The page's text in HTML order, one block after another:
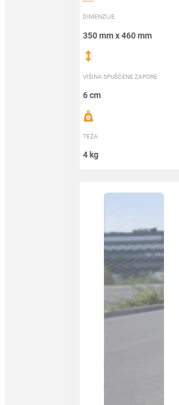
DIMENZIJE
350 mm x 460 mm
VIŠINA SPUŠČENE ZAPORE
6 cm
TEŽA
4 kg